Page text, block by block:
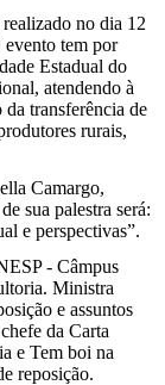
no dia 12
tem por
Estadual do
atendendo à
transferência de
rurais,
Camargo,
sua palestra será:
e perspectivas”.
- Câmpus
Ministra
e assuntos
da Carta
e Tem boi na
reposição.